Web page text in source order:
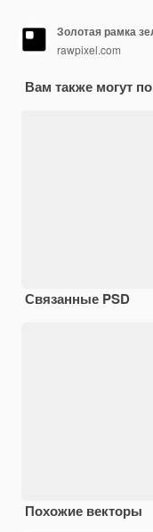
Золотая рамка
rawpixel.com
Вам также могут
Связанные PSD
Похожие векторы